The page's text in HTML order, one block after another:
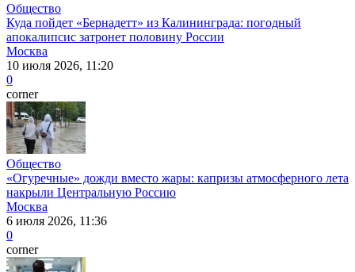
Общество
Куда пойдет «Бернадетт» из Калининграда: погодный
апокалипсис затронет половину России
Москва
10 июля 2026, 11:20
0
corner
Общество
«Огуречные» дожди вместо жары: капризы атмосферного лета
накрыли Центральную Россию
Москва
6 июля 2026, 11:36
0
corner